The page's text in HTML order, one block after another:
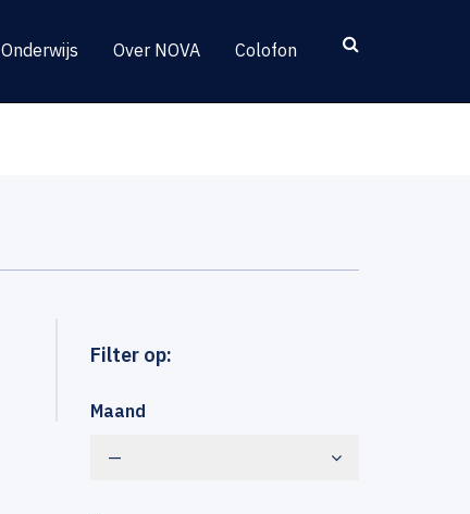
Onderwijs Over NOVA Colofon
Filter op:
Maand
—